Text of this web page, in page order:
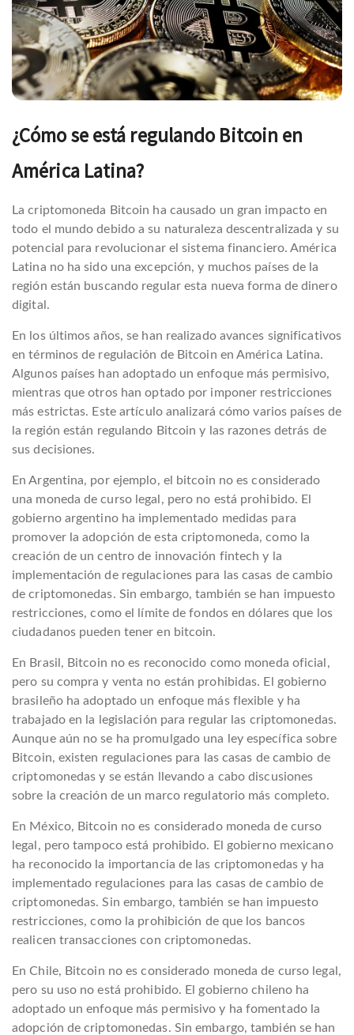
¿Cómo se está regulando Bitcoin en
América Latina?
La criptomoneda Bitcoin ha causado un gran impacto en
todo el mundo debido a su naturaleza descentralizada y su
potencial para revolucionar el sistema financiero. América
Latina no ha sido una excepción, y muchos países de la
región están buscando regular esta nueva forma de dinero
digital.
En los últimos años, se han realizado avances significativos
en términos de regulación de Bitcoin en América Latina.
Algunos países han adoptado un enfoque más permisivo,
mientras que otros han optado por imponer restricciones
más estrictas. Este artículo analizará cómo varios países de
la región están regulando Bitcoin y las razones detrás de
sus decisiones.
En Argentina, por ejemplo, el bitcoin no es considerado
una moneda de curso legal, pero no está prohibido. El
gobierno argentino ha implementado medidas para
promover la adopción de esta criptomoneda, como la
creación de un centro de innovación fintech y la
implementación de regulaciones para las casas de cambio
de criptomonedas. Sin embargo, también se han impuesto
restricciones, como el límite de fondos en dólares que los
ciudadanos pueden tener en bitcoin.
En Brasil, Bitcoin no es reconocido como moneda oficial,
pero su compra y venta no están prohibidas. El gobierno
brasileño ha adoptado un enfoque más flexible y ha
trabajado en la legislación para regular las criptomonedas.
Aunque aún no se ha promulgado una ley específica sobre
Bitcoin, existen regulaciones para las casas de cambio de
criptomonedas y se están llevando a cabo discusiones
sobre la creación de un marco regulatorio más completo.
En México, Bitcoin no es considerado moneda de curso
legal, pero tampoco está prohibido. El gobierno mexicano
ha reconocido la importancia de las criptomonedas y ha
implementado regulaciones para las casas de cambio de
criptomonedas. Sin embargo, también se han impuesto
restricciones, como la prohibición de que los bancos
realicen transacciones con criptomonedas.
En Chile, Bitcoin no es considerado moneda de curso legal,
pero su uso no está prohibido. El gobierno chileno ha
adoptado un enfoque más permisivo y ha fomentado la
adopción de criptomonedas. Sin embargo, también se han